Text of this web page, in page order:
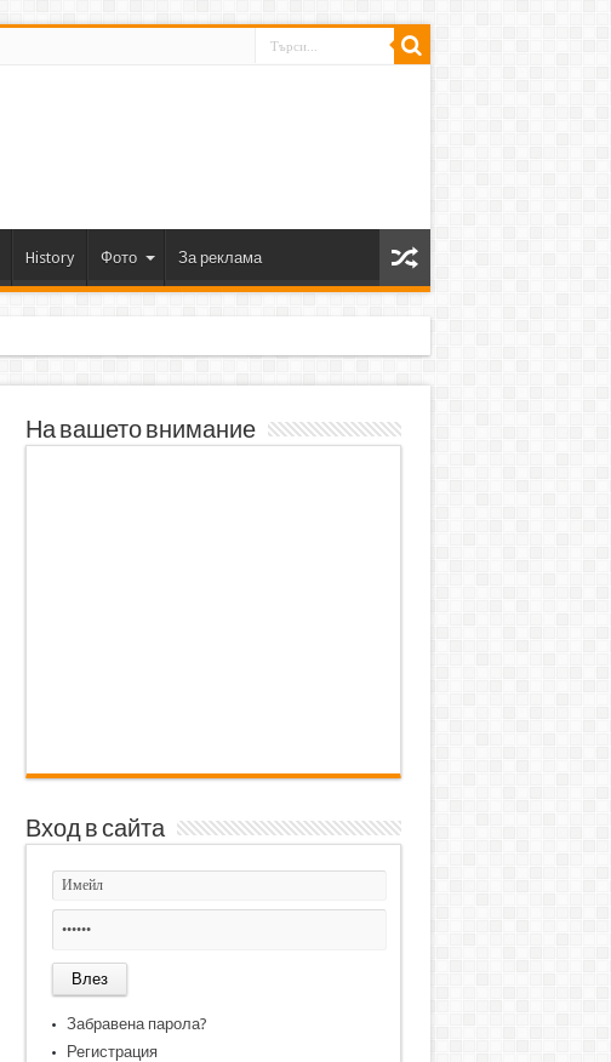
History Фото За реклама
На вашето внимание
Вход в сайта
Забравена парола?
Регистрация